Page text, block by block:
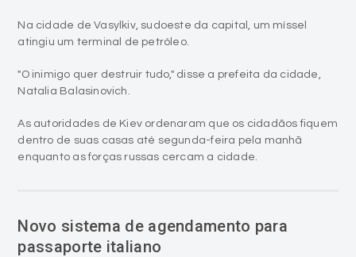
Na cidade de Vasylkiv, sudoeste da capital, um míssel
atingiu um terminal de petróleo.
"O inimigo quer destruir tudo," disse a prefeita da cidade,
Natalia Balasinovich.
As autoridades de Kiev ordenaram que os cidadãos fiquem
dentro de suas casas até segunda-feira pela manhã
enquanto as forças russas cercam a cidade.
Novo sistema de agendamento para
passaporte italiano